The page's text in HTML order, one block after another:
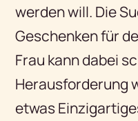
werden will. Die
Geschenken für
Frau kann dabei
Herausforderung
etwas